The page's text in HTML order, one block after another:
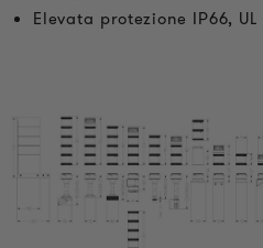
Elevata protezione IP66,